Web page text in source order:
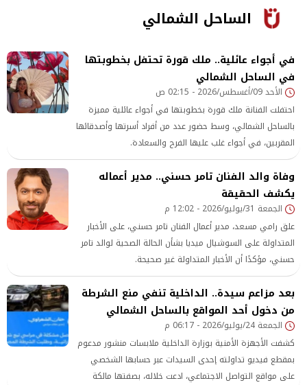
الساحل الشمالي
في أجواء عائلية.. ملك قورة تحتفل بخطوبتها
في الساحل الشمالي
الأحد 09/أغسطس/2026 - 02:15 ص
احتفلت الفنانة ملك قورة بخطوبتها في أجواء عائلية مميزة
بالساحل الشمالي، وسط حضور عدد من أفراد أسرتها وأصدقائها
المقربين، في أجواء غلب عليها الفرح والسعادة.
وفاة والد الفنان تامر حسني.. مدير أعماله
يكشف الحقيقة
الجمعة 31/يوليو/2026 - 12:02 م
علق رامي مسعد، مدير أعمال الفنان تامر حسني، على الأخبار
المتداولة على السوشيال ميديا بشأن الحالة الصحية لوالد تامر
حسني، مؤكدًا أن الأخبار المتداولة غير صحيحة.
بعد مزاعم سيدة.. الداخلية تنفي منع الشرطة
من دخول أحد المواقع بالساحل الشمالي
الجمعة 24/يوليو/2026 - 06:17 م
كشفت الأجهزة الأمنية بوزارة الداخلية ملابسات منشور مدعوم
بمقطع فيديو تداولته إحدى السيدات عبر حسابها الشخصي
على مواقع التواصل الاجتماعي، ادعت خلاله، بصفتها مالكة